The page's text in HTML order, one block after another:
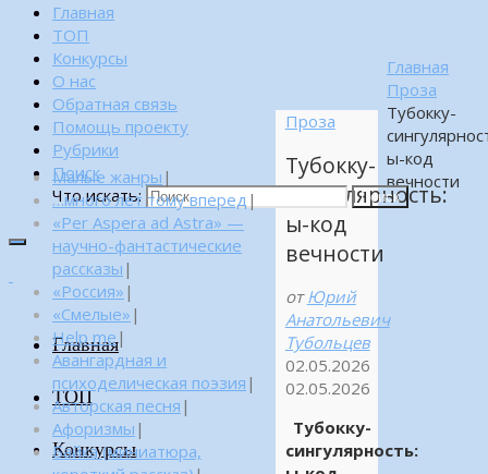
Главная
ТОП
Конкурсы
О нас
Обратная связь
Помощь проекту
Рубрики
Поиск
Что искать:
Поиск
Главная
ТОП
Конкурсы
Главная
Проза
Тубокку-
ы-код
вечности
Проза
Тубокку-
сингулярность:
ы-код
вечности
от Юрий
Анатольевич
Тубольцев
02.05.2026
02.05.2026
Тубокку-
сингулярность:
Малые жанры |
…много лет тому вперед |
«Per Aspera ad Astra» —
научно-фантастические
рассказы |
«Россия» |
«Смелые» |
Help me|
Авангардная и
психоделическая поэзия |
Авторская песня |
Афоризмы |
Байка (миниатюра,